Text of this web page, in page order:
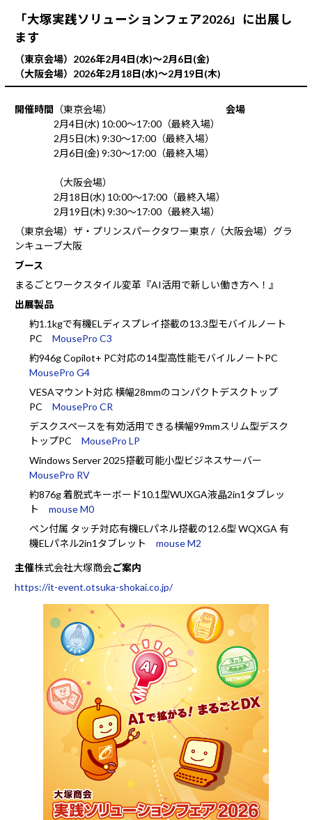
「大塚実践ソリューションフェア2026」に出展し
ます
（東京会場）2026年2月4日(水)～2月6日(金)
（大阪会場）2026年2月18日(水)～2月19日(木)
開催時間 （東京会場）
2月4日(水) 10:00～17:00（最終入場）
2月5日(木) 9:30～17:00（最終入場）
2月6日(金) 9:30～17:00（最終入場）
（大阪会場）
2月18日(水) 10:00～17:00（最終入場）
2月19日(木) 9:30～17:00（最終入場）
会場
（東京会場）ザ・プリンスパークタワー東京 /（大阪会場）グラ
ンキューブ大阪
ブース
まるごとワークスタイル変革『AI活用で新しい働き方へ！』
出展製品
約1.1kgで有機ELディスプレイ搭載の13.3型モバイルノート
PC MousePro C3
約946g Copilot+ PC対応の14型高性能モバイルノートPC
MousePro G4
VESAマウント対応 横幅28mmのコンパクトデスクトップ
PC MousePro CR
デスクスペースを有効活用できる横幅99mmスリム型デスク
トップPC MousePro LP
Windows Server 2025搭載可能小型ビジネスサーバー
MousePro RV
約876g 着脱式キーボード10.1型WUXGA液晶2in1タブレッ
ト mouse M0
ペン付属 タッチ対応有機ELパネル搭載の12.6型 WQXGA 有
機ELパネル2in1タブレット mouse M2
主催株式会社大塚商会ご案内
https://it-event.otsuka-shokai.co.jp/